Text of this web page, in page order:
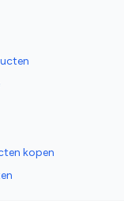
kopen